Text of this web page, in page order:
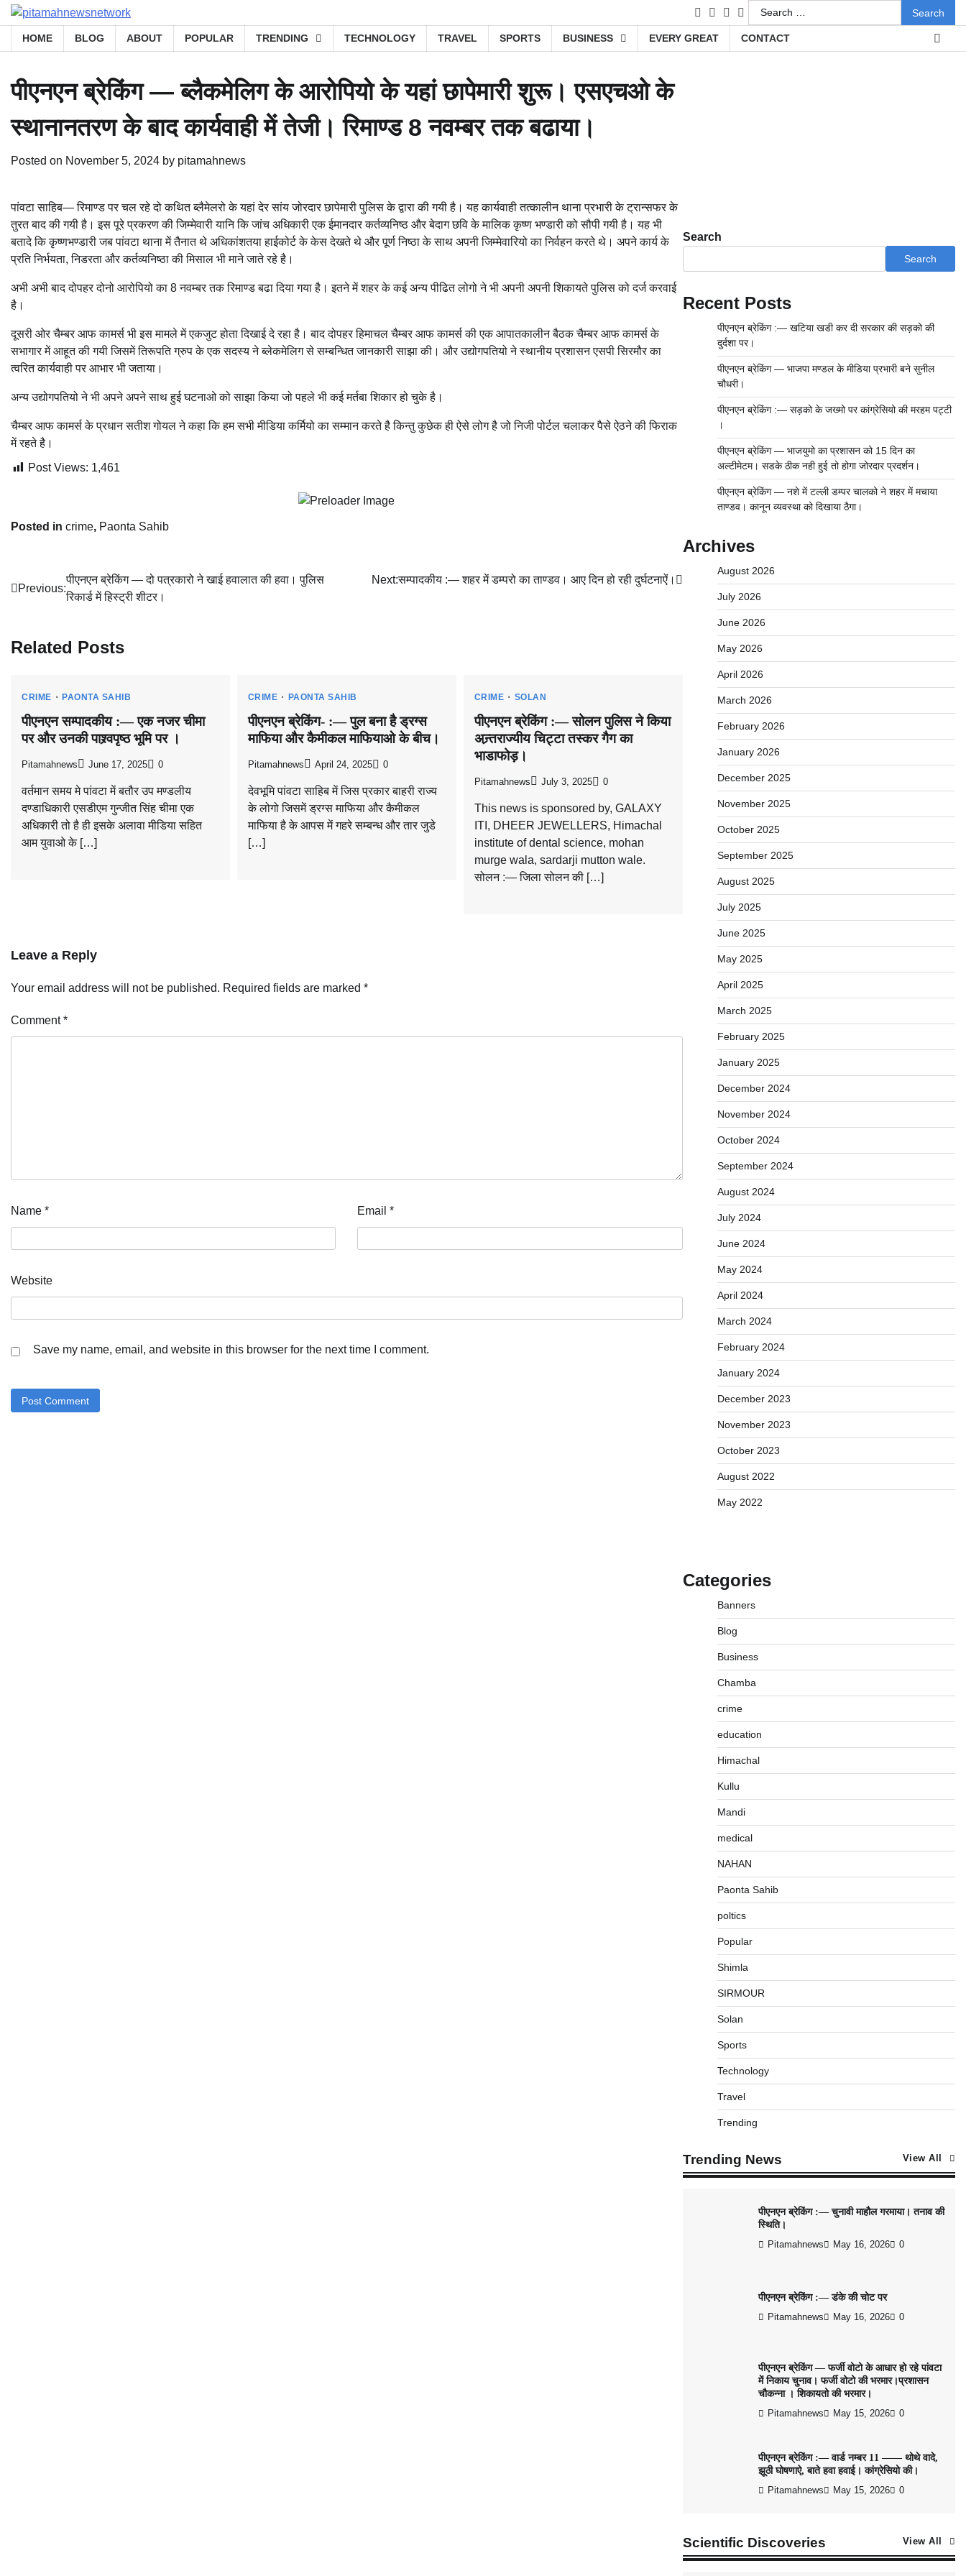
Skip
to
content
facebook
instagram
twitteryoutube
Search
for:
HOME BLOG ABOUT POPULAR TRENDING TECHNOLOGY TRAVEL SPORTS BUSINESS EVERY GREAT CONTACT
पीएनएन ब्रेकिंग — ब्लैकमेलिग के आरोपियो के यहां छापेमारी शुरू। एसएचओ के
स्थानानतरण के बाद कार्यवाही में तेजी। रिमाण्ड 8 नवम्बर तक बढाया।
Posted on November 5, 2024 by pitamahnews
पांवटा साहिब— रिमाण्ड पर चल रहे दो कथित ब्लैमेलरो के यहां देर सांय जोरदार छापेमारी पुलिस के द्वारा की गयी है। यह कार्यवाही तत्कालीन थाना प्रभारी के ट्रान्सफर के
तुरत बाद की गयी है। इस पूरे प्रकरण की जिम्मेवारी यानि कि जांच अधिकारी एक ईमानदार कर्तव्यनिष्ठ और बेदाग छवि के मालिक कृष्ण भण्डारी को सौपी गयी है। यह भी
बतादे कि कृष्णभण्डारी जब पांवटा थाना में तैनात थे अधिकांशतया हाईकोर्ट के केस देखते थे और पूर्ण निष्ठा के साथ अपनी जिम्मेवारियो का निर्वहन करते थे। अपने कार्य के
प्रति निर्भयता, निडरता और कर्तव्यनिष्ठा की मिसाल भी माने जाते रहे है।
अभी अभी बाद दोपहर दोनो आरोपियो का 8 नवम्बर तक रिमाण्ड बढा दिया गया है। इतने में शहर के कई अन्य पीढित लोगो ने भी अपनी अपनी शिकायते पुलिस को दर्ज करवाई
है।
दूसरी ओर चैम्बर आफ कामर्स भी इस मामले में एकजुट होता दिखाई दे रहा है। बाद दोपहर हिमाचल चैम्बर आफ कामर्स की एक आपातकालीन बैठक चैम्बर आफ कामर्स के
सभागार में आहूत की गयी जिसमें तिरूपति ग्रुप के एक सदस्य ने ब्लेकमेलिग से सम्बन्धित जानकारी साझा की। और उद्योगपतियो ने स्थानीय प्रशासन एसपी सिरमौर का
त्वरित कार्यवाही पर आभार भी जताया।
अन्य उद्योगपतियो ने भी अपने अपने साथ हुई घटनाओ को साझा किया जो पहले भी कई मर्तबा शिकार हो चुके है।
चैम्बर आफ कामर्स के प्रधान सतीश गोयल ने कहा कि हम सभी मीडिया कर्मियो का सम्मान करते है किन्तु कुछेक ही ऐसे लोग है जो निजी पोर्टल चलाकर पैसे ऐठने की फिराक
में रहते है।
Post Views: 1,461
Posted in crime, Paonta Sahib
Post
Previous:
पीएनएन ब्रेकिंग — दो पत्रकारो ने खाई हवालात की हवा। पुलिस
रिकार्ड में हिस्ट्री शीटर।
Next:सम्पादकीय :— शहर में डम्परो का ताण्डव। आए दिन हो रही दुर्घटनाऐं।
Related Posts
CRIME PAONTA SAHIB
पीएनएन सम्पादकीय :— एक नजर चीमा
पर और उनकी पाश्र्वपृष्ठ भूमि पर ।
Pitamahnews June 17, 2025 0
वर्तमान समय मे पांवटा में बतौर उप मण्डलीय
दण्डाधिकारी एसडीएम गुन्जीत सिंह चीमा एक
अधिकारी तो है ही इसके अलावा मीडिया सहित
आम युवाओ के […]
CRIME PAONTA SAHIB
पीएनएन ब्रेकिंग- :— पुल बना है ड्रग्स
माफिया और कैमीकल माफियाओ के बीच।
Pitamahnews April 24, 2025 0
देवभूमि पांवटा साहिब में जिस प्रकार बाहरी राज्य
के लोगो जिसमें ड्रग्स माफिया और कैमीकल
माफिया है के आपस में गहरे सम्बन्ध और तार जुडे
[…]
CRIME SOLAN
पीएनएन ब्रेकिंग :— सोलन पुलिस ने किया
अन्र्तराज्यीय चिट्टा तस्कर गैग का
भाडाफोड़।
Pitamahnews July 3, 2025 0
This news is sponsored by, GALAXY
ITI, DHEER JEWELLERS, Himachal
institute of dental science, mohan
murge wala, sardarji mutton wale.
सोलन :— जिला सोलन की […]
Leave a Reply
Your email address will not be published. Required fields are marked *
Comment*
Name * Email*
Website
Save my name, email, and website in this browser for the next time I comment.
Search
Search
Recent Posts
पीएनएन ब्रेकिंग :— खटिया खडी कर दी सरकार की सड़को की
दुर्दशा पर।
पीएनएन ब्रेकिंग — भाजपा मण्डल के मीडिया प्रभारी बने सुनील
चौधरी।
पीएनएन ब्रेकिंग :— सड़को के जख्मो पर कांग्रेसियो की मरहम पट्टी
।
पीएनएन ब्रेकिंग — भाजयुमो का प्रशासन को 15 दिन का
अल्टीमेटम। सडके ठीक नही हुई तो होगा जोरदार प्रदर्शन।
पीएनएन ब्रेकिंग — नशे में टल्ली डम्पर चालको ने शहर में मचाया
ताण्डव। कानून व्यवस्था को दिखाया ठैगा।
Archives
August 2026
July 2026
June 2026
May 2026
April 2026
March 2026
February 2026
January 2026
December 2025
November 2025
October 2025
September 2025
August 2025
July 2025
June 2025
May 2025
April 2025
March 2025
February 2025
January 2025
December 2024
November 2024
October 2024
September 2024
August 2024
July 2024
June 2024
May 2024
April 2024
March 2024
February 2024
January 2024
December 2023
November 2023
October 2023
August 2022
May 2022
Categories
Banners
Blog
Business
Chamba
crime
education
Himachal
Kullu
Mandi
medical
NAHAN
Paonta Sahib
poltics
Popular
Shimla
SIRMOUR
Solan
Sports
Technology
Travel
Trending
Trending News View All
पीएनएन ब्रेकिंग :— चुनावी माहौल गरमाया। तनाव की
स्थिति।
Pitamahnews May 16, 2026 0
पीएनएन ब्रेकिंग :— डंके की चोट पर
Pitamahnews May 16, 2026 0
पीएनएन ब्रेकिंग — फर्जी वोटो के आधार हो रहे पांवटा
में निकाय चुनाव। फर्जी वोटो की भरमार।प्रशासन
चौकन्ना । शिकायतो की भरमार।
Pitamahnews May 15, 2026 0
पीएनएन ब्रेकिंग :— वार्ड नम्बर 11 —— थोथे वादे,
झूठी घोषणाऐ, बाते हवा हवाई। कांग्रेसियो की।
Pitamahnews May 15, 2026 0
Scientific Discoveries View All